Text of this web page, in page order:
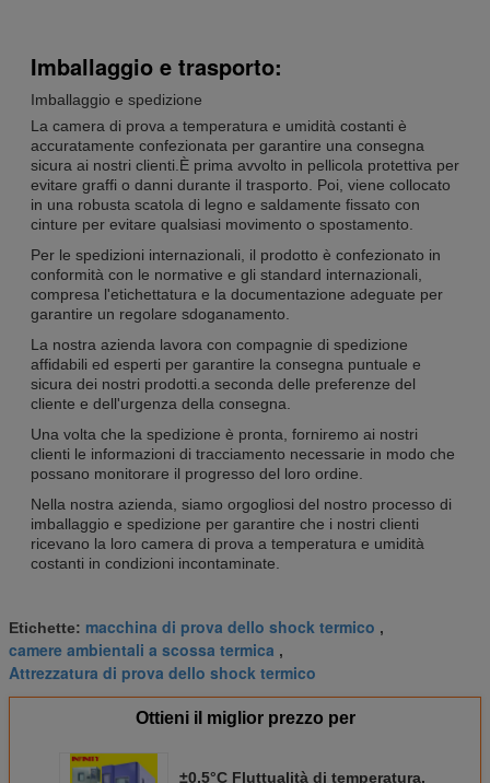
Imballaggio e trasporto:
Imballaggio e spedizione
La camera di prova a temperatura e umidità costanti è
accuratamente confezionata per garantire una consegna
sicura ai nostri clienti.È prima avvolto in pellicola protettiva per
evitare graffi o danni durante il trasporto. Poi, viene collocato
in una robusta scatola di legno e saldamente fissato con
cinture per evitare qualsiasi movimento o spostamento.
Per le spedizioni internazionali, il prodotto è confezionato in
conformità con le normative e gli standard internazionali,
compresa l'etichettatura e la documentazione adeguate per
garantire un regolare sdoganamento.
La nostra azienda lavora con compagnie di spedizione
affidabili ed esperti per garantire la consegna puntuale e
sicura dei nostri prodotti.a seconda delle preferenze del
cliente e dell'urgenza della consegna.
Una volta che la spedizione è pronta, forniremo ai nostri
clienti le informazioni di tracciamento necessarie in modo che
possano monitorare il progresso del loro ordine.
Nella nostra azienda, siamo orgogliosi del nostro processo di
imballaggio e spedizione per garantire che i nostri clienti
ricevano la loro camera di prova a temperatura e umidità
costanti in condizioni incontaminate.
Etichette: macchina di prova dello shock termico ,
camere ambientali a scossa termica ,
Attrezzatura di prova dello shock termico
Ottieni il miglior prezzo per
±0,5°C Fluttualità di temperatura,